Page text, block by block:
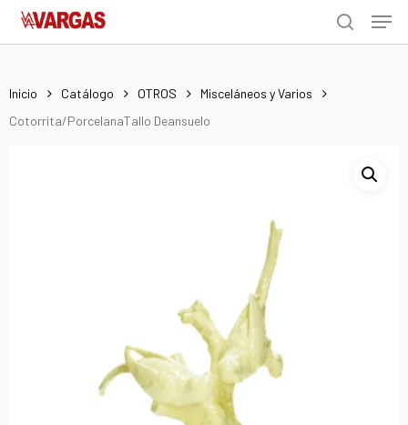
Skip
search
Menu
Inicio Catálogo OTROS
Misceláneos y Varios
Cotorrita/PorcelanaTallo Deansuelo